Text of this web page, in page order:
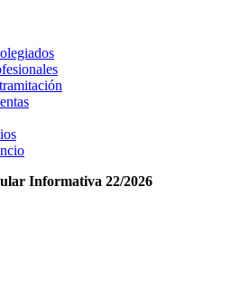
Informativa 22/2026